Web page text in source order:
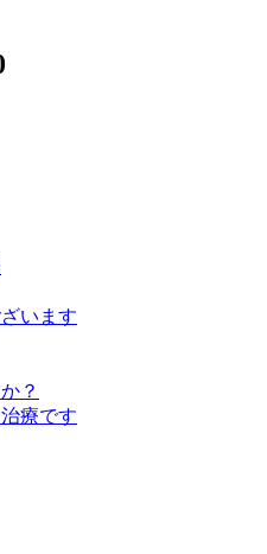
います
？
療です